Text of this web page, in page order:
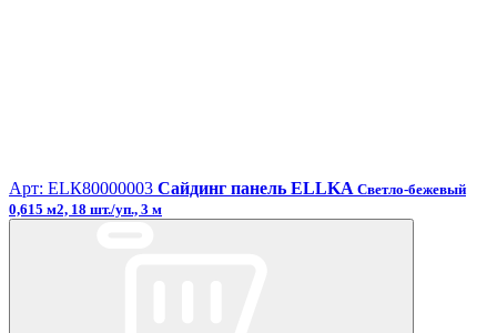
Арт: ЕLК80000003 Сайдинг панель ELLKA Светло-бежевый
0,615 м2, 18 шт./уп., 3 м